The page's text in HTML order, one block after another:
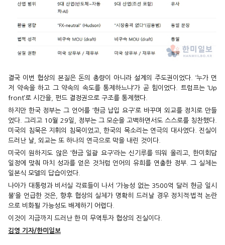
결국 이번 협상의 본질은 돈의 총량이 아니라 설계의 주도권이었다. ‘누가 먼
저 약속을 하고 그 약속의 속도를 통제하느냐’가 곧 힘이었다. 트럼프는 ‘Up
front’로 시간을, 펀드 결정권으로 구조를 통제했다.
하지만 한국 정부는 그 언어를 ‘현금 납입 요구’로 바꾸며 외교를 정치로 만들
었다. 그리고 10월 29일, 정부는 그 모순을 고백하면서도 스스로를 칭찬했다.
미국의 침묵은 지휘의 침묵이었고, 한국의 목소리는 연극의 대사였다. 진실이
드러난 날, 외교는 또 하나의 연극으로 막을 내린 것이다.
미국이 원하지도 않은 ‘현금 일괄 요구’라는 신기루를 띄워 올리고, 한미회담
일정에 맞춰 마치 성과를 얻은 것처럼 언어의 유희를 연출한 정부. 그 실체는
일본식 모델의 답습이었다.
나아가 대통령과 비서실 각료들이 나서 ‘가능성 없는 3500억 달러 현금 일시
불’을 언급한 것은, 향후 협상의 실체가 명확히 드러날 경우 정치적·법적 논란
으로 비화될 가능성도 배제하기 어렵다.
이것이 지금까지 드러난 한·미 무역투자 협상의 진실이다.
김영 기자/한미일보